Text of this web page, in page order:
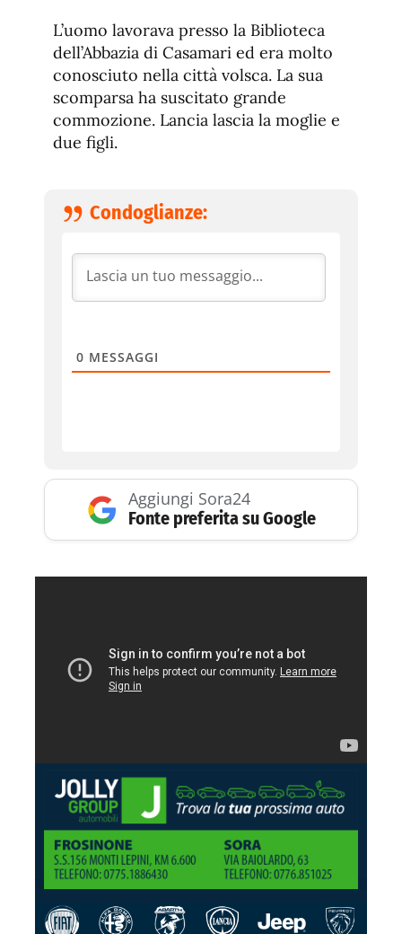
L’uomo lavorava presso la Biblioteca
dell’Abbazia di Casamari ed era molto
conosciuto nella città volsca. La sua
scomparsa ha suscitato grande
commozione. Lancia lascia la moglie e
due figli.
Condoglianze:
0 MESSAGGI
Aggiungi Sora24
Fonte preferita su Google